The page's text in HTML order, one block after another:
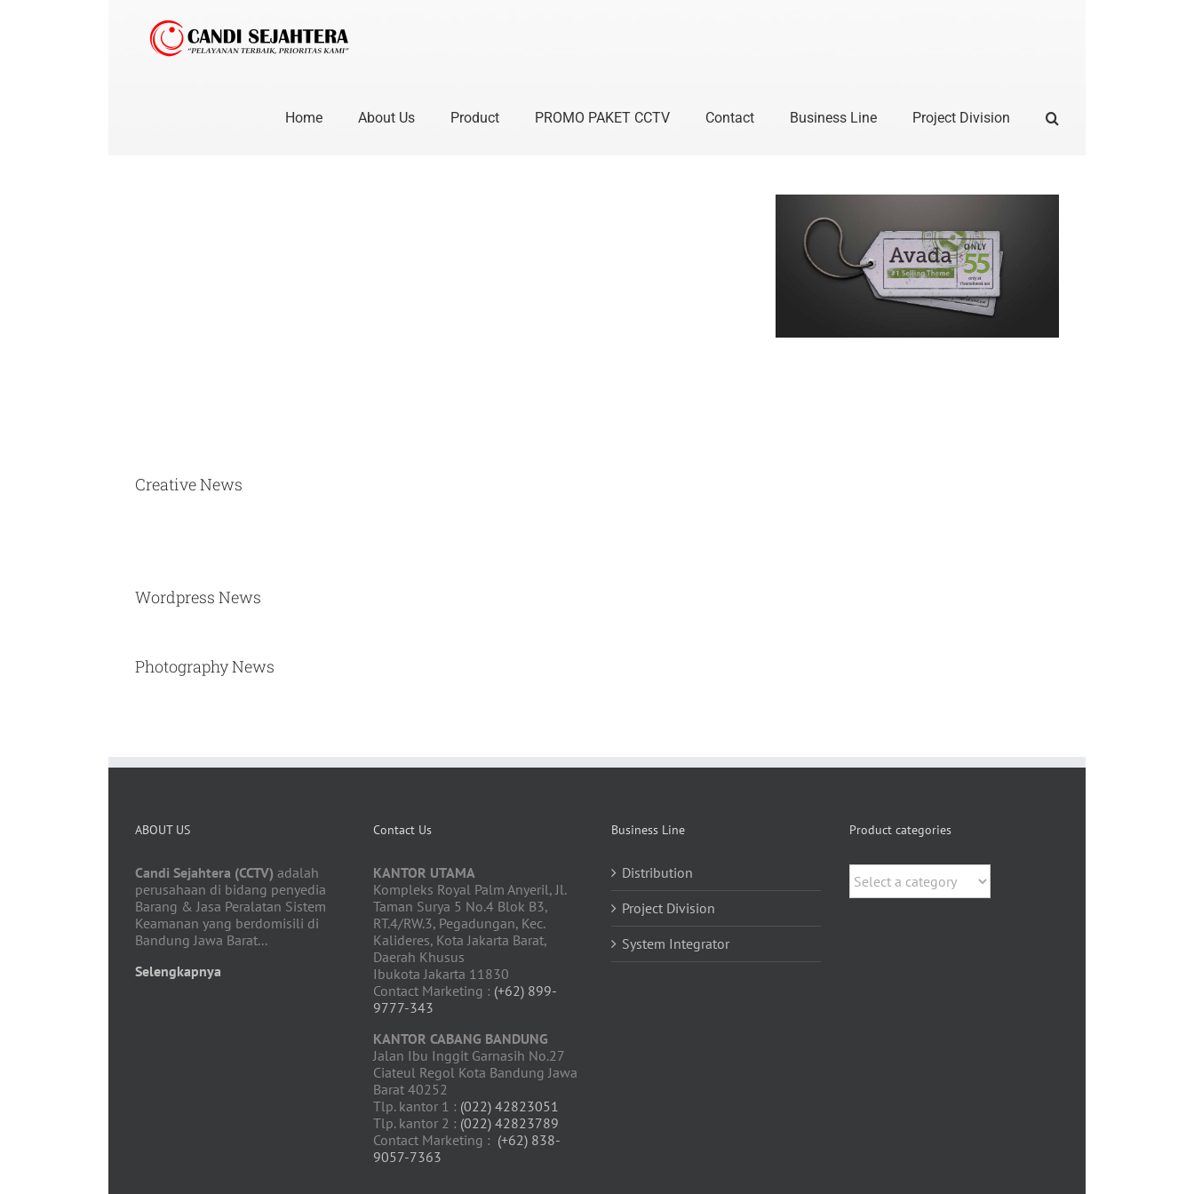
Home About Us Product PROMO PAKET CCTV Contact Business Line Project Division
Creative News
Wordpress News
Photography News
ABOUT US
Candi Sejahtera (CCTV) adalah
perusahaan di bidang penyedia
Barang & Jasa Peralatan Sistem
Keamanan yang berdomisili di
Bandung Jawa Barat...
Selengkapnya
Contact Us
KANTOR UTAMA
Kompleks Royal Palm Anyeril, Jl.
Taman Surya 5 No.4 Blok B3,
RT.4/RW.3, Pegadungan, Kec.
Kalideres, Kota Jakarta Barat,
Daerah Khusus
Ibukota Jakarta 11830
Contact Marketing : (+62) 899-
9777-343
KANTOR CABANG BANDUNG
Jalan Ibu Inggit Garnasih No.27
Ciateul Regol Kota Bandung Jawa
Barat 40252
Tlp. kantor 1 : (022) 42823051
Tlp. kantor 2 : (022) 42823789
Contact Marketing : (+62) 838-
9057-7363
Business Line
Distribution
Project Division
System Integrator
Product categories